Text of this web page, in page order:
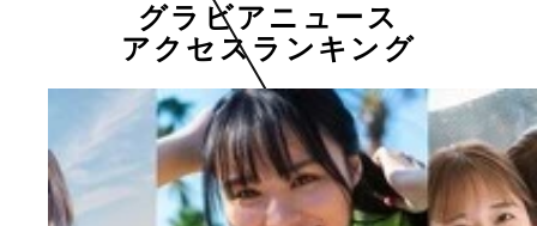
グラビアニュース
アクセスランキング